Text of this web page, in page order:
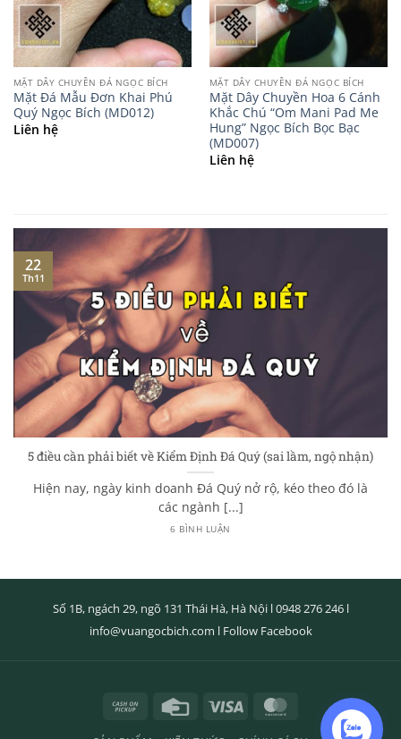
MẶT DÂY CHUYỀN ĐÁ NGỌC BÍCH
Mặt Đá Mẫu Đơn Khai Phú
Quý Ngọc Bích (MD012)
Liên hệ
MẶT DÂY CHUYỀN ĐÁ NGỌC BÍCH
Mặt Dây Chuyền Hoa 6 Cánh
Khắc Chú “Om Mani Pad Me
Hung” Ngọc Bích Bọc Bạc
(MD007)
Liên hệ
5 điều cần phải biết về Kiểm Định Đá Quý (sai lầm, ngộ nhận)
Hiện nay, ngày kinh doanh Đá Quý nở rộ, kéo theo đó là
các ngành [...]
6 BÌNH LUẬN
22
Th11
Số 1B, ngách 29, ngõ 131 Thái Hà, Hà Nội l0948 276 246l
info@vuangocbich.com l Follow Facebook
Cash
Credit
Visa MasterCard